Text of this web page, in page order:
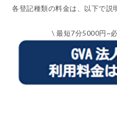
各登記種類の料金は、以下で説
\ 最短7分5000円~